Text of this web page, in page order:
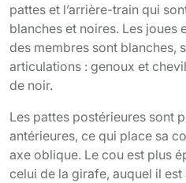
pattes et l’arrière-train qui
blanches et noires. Les joues
des membres sont blanches,
articulations : genoux et
de noir.
Les pattes postérieures sont
antérieures, ce qui place sa
axe oblique. Le cou est plus
celui de la girafe, auquel il